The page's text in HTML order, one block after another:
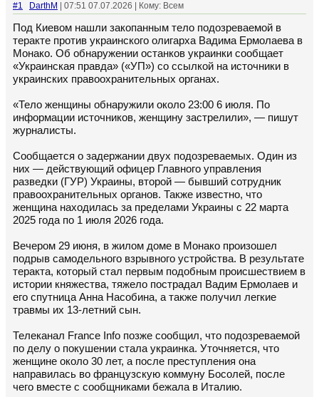
#1 DarthM | 07:51 07.07.2026 | Кому: Всем
Под Киевом нашли закопанным тело подозреваемой в
теракте против украинского олигарха Вадима Ермолаева в
Монако. Об обнаружении останков украинки сообщает
«Украинская правда» («УП») со ссылкой на источники в
украинских правоохранительных органах.
«Тело женщины обнаружили около 23:00 6 июля. По
информации источников, женщину застрелили», — пишут
журналисты.
Сообщается о задержании двух подозреваемых. Один из
них — действующий офицер Главного управления
разведки (ГУР) Украины, второй — бывший сотрудник
правоохранительных органов. Также известно, что
женщина находилась за пределами Украины с 22 марта
2025 года по 1 июля 2026 года.
Вечером 29 июня, в жилом доме в Монако произошел
подрыв самодельного взрывного устройства. В результате
теракта, который стал первым подобным происшествием в
истории княжества, тяжело пострадал Вадим Ермолаев и
его спутница Анна Насобина, а также получил легкие
травмы их 13-летний сын.
Телеканал France Info позже сообщил, что подозреваемой
по делу о покушении стала украинка. Уточняется, что
женщине около 30 лет, а после преступления она
направилась во французскую коммуну Босолей, после
чего вместе с сообщниками бежала в Италию.